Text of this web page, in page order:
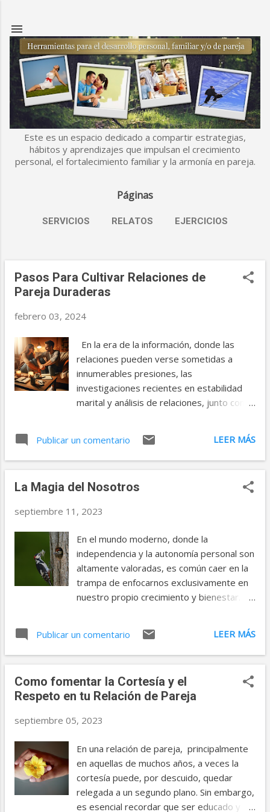
Este es un espacio dedicado a compartir estrategias,
hábitos y aprendizajes que impulsan el crecimiento
personal, el fortalecimiento familiar y la armonía en pareja.
Páginas
SERVICIOS RELATOS EJERCICIOS
Pasos Para Cultivar Relaciones de
Pareja Duraderas
febrero 03, 2024
En la era de la información, donde las
relaciones pueden verse sometidas a
innumerables presiones, las
investigaciones recientes en estabilidad
marital y análisis de relaciones, junto con
ofrecen valiosas estrategias. Este artículo
aborda cómo la inyección de positividad, la
regulación de conflictos a través de
de la diversión y alegría en la pareja,
y duradera. Veamos entonces estos pasos
Cultiven la Positividad en la Vida Cotidiana
Las investigaciones contemporáneas
resaltan la importancia de fortalecer las
interacciones positivas, especialmente en
momentos de tranquilidad. La psicología
y virtudes humanas, ofrece técnicas
alentar las fortalezas del otro. Estos actos
de bondad y apreciación no solo
enriquecen el día a día,...
Publicar un comentario LEER MÁS
La Magia del Nosotros
septiembre 11, 2023
En el mundo moderno, donde la
independencia y la autonomía personal son
altamente valoradas, es común caer en la
trampa de enfocarnos exclusivamente en
nuestro propio crecimiento y bienestar.
menudo reside en equilibrar nuestras
aspiraciones individuales con el poder del
relación en la que la colaboración y la unión
se traduzcan en algo más poderoso que la
cultivar este tipo de relación basada en el
sugerencias: 1. La Potencia de la
Comunicación Una pareja sólida y unificada
se construye sobre la base de una
comunicación abierta y efectiva. Es a
Publicar un comentario LEER MÁS
Como fomentar la Cortesía y el
Respeto en tu Relación de Pareja
septiembre 05, 2023
En una relación de pareja, principalmente
en aquellas de muchos años, a veces la
cortesía puede, por descuido, quedar
relegada a un segundo plano. Sin embargo,
es esencial recordar que ser educado y